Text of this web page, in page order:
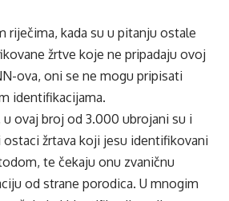
riječima, kada su u pitanju ostale
žrtve koje ne pripadaju ovoj
ova, oni se ne mogu pripisati
identifikacijama.
u ovaj broj od 3.000 ubrojani su i
žrtava koji jesu identifikovani
te čekaju onu zvaničnu
od strane porodica. U mnogim